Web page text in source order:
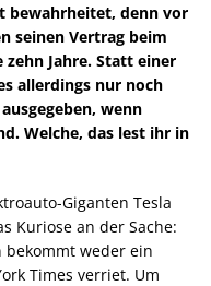
bewahrheitet, denn vor
seinen Vertrag beim
Jahre. Statt einer
allerdings nur noch
wenn
Welche, das lest ihr in
Giganten Tesla
Kuriose an der Sache:
bekommt weder ein
Times verriet. Um